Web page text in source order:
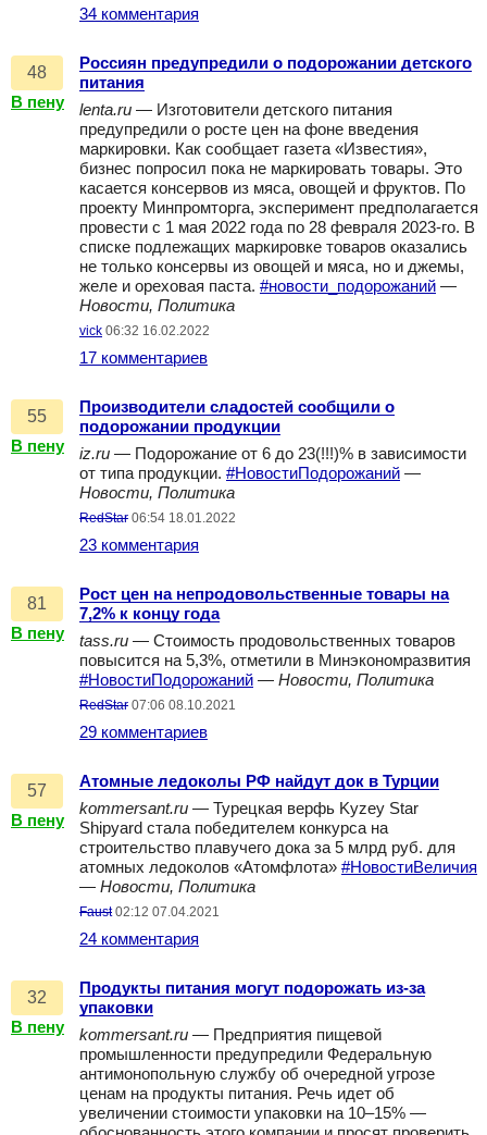
34 комментария
48
В пену
Россиян предупредили о подорожании детского
питания
lenta.ru — Изготовители детского питания
предупредили о росте цен на фоне введения
маркировки. Как сообщает газета «Известия»,
бизнес попросил пока не маркировать товары. Это
касается консервов из мяса, овощей и фруктов. По
проекту Минпромторга, эксперимент предполагается
провести с 1 мая 2022 года по 28 февраля 2023-го. В
списке подлежащих маркировке товаров оказались
не только консервы из овощей и мяса, но и джемы,
желе и ореховая паста. #новости_подорожаний —
Новости, Политика
vick 06:32 16.02.2022
17 комментариев
55
В пену
Производители сладостей сообщили о
подорожании продукции
iz.ru — Подорожание от 6 до 23(!!!)% в зависимости
от типа продукции. #НовостиПодорожаний —
Новости, Политика
RedStar 06:54 18.01.2022
23 комментария
81
В пену
Рост цен на непродовольственные товары на
7,2% к концу года
tass.ru — Стоимость продовольственных товаров
повысится на 5,3%, отметили в Минэкономразвития
#НовостиПодорожаний — Новости, Политика
RedStar 07:06 08.10.2021
29 комментариев
57
В пену
Атомные ледоколы РФ найдут док в Турции
kommersant.ru — Турецкая верфь Kyzey Star
Shipyard стала победителем конкурса на
строительство плавучего дока за 5 млрд руб. для
атомных ледоколов «Атомфлота» #НовостиВеличия
— Новости, Политика
Faust 02:12 07.04.2021
24 комментария
32
В пену
Продукты питания могут подорожать из-за
упаковки
kommersant.ru — Предприятия пищевой
промышленности предупредили Федеральную
антимонопольную службу об очередной угрозе
ценам на продукты питания. Речь идет об
увеличении стоимости упаковки на 10–15% —